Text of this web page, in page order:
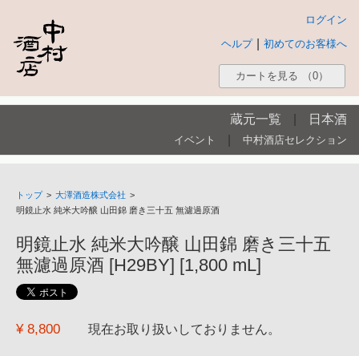
ログイン
初めてのお客様へ
ヘルプ
カートを見る （0）
蔵元一覧 日本酒
イベント 中村酒店セレクション
トップ > 大澤酒造株式会社 >
明鏡止水 純米大吟醸 山田錦 磨き三十五 無濾過原酒
明鏡止水 純米大吟醸 山田錦 磨き三十五
無濾過原酒 [H29BY] [1,800 mL]
¥ 8,800 現在お取り扱いしておりません。